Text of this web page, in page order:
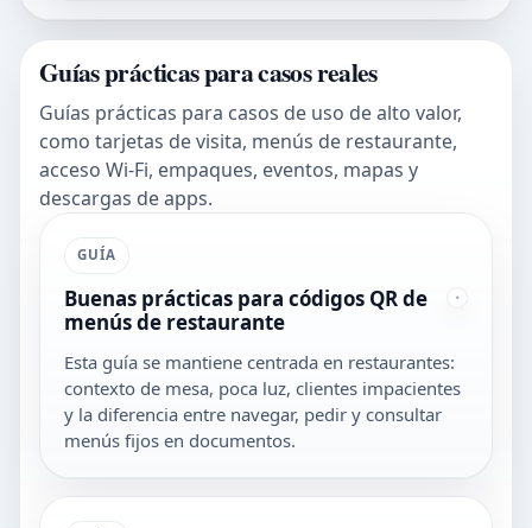
Guías prácticas para casos reales
Guías prácticas para casos de uso de alto valor,
como tarjetas de visita, menús de restaurante,
acceso Wi-Fi, empaques, eventos, mapas y
descargas de apps.
GUÍA
Buenas prácticas para códigos QR de
menús de restaurante
Esta guía se mantiene centrada en restaurantes:
contexto de mesa, poca luz, clientes impacientes
y la diferencia entre navegar, pedir y consultar
menús fijos en documentos.